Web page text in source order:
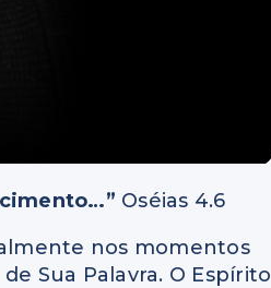
Oséias 4.6
nos momentos
Sua Palavra. O Espírito